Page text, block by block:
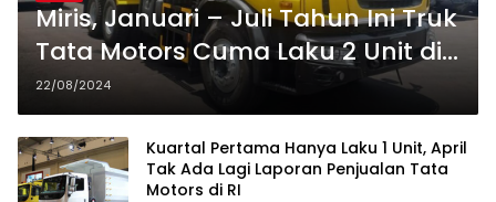
Miris, Januari – Juli Tahun Ini Truk
Tata Motors Cuma Laku 2 Unit di
RI
22/08/2024
Kuartal Pertama Hanya Laku 1 Unit, April
Tak Ada Lagi Laporan Penjualan Tata
Motors di RI